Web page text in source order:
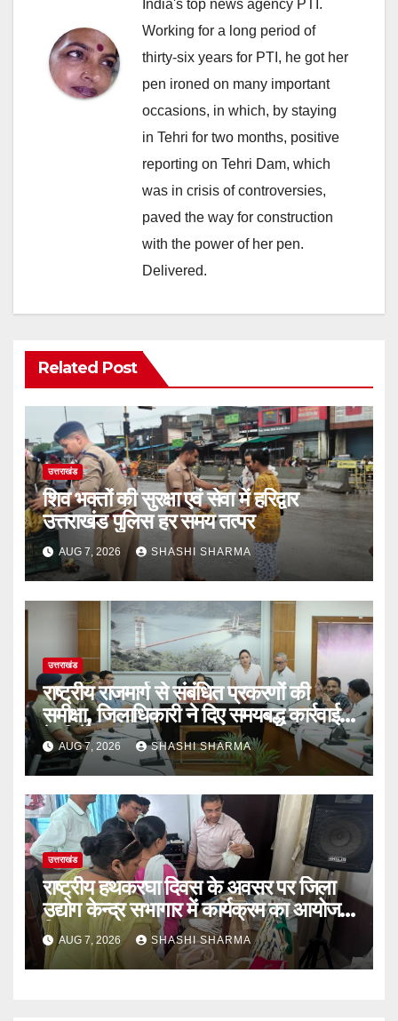
India's top news agency PTI.
Working for a long period of
thirty-six years for PTI, he got her
pen ironed on many important
occasions, in which, by staying
in Tehri for two months, positive
reporting on Tehri Dam, which
was in crisis of controversies,
paved the way for construction
with the power of her pen.
Delivered.
Related Post
उत्तराखंड
शिव भक्तों की सुरक्षा एवं सेवा में हरिद्वार
उत्तराखंड पुलिस हर समय तत्पर
AUG 7, 2026 SHASHI SHARMA
उत्तराखंड
राष्ट्रीय राजमार्ग से संबंधित प्रकरणों की
समीक्षा, जिलाधिकारी ने दिए समयबद्ध कार्रवाई
के निर्देश
AUG 7, 2026 SHASHI SHARMA
उत्तराखंड
राष्ट्रीय हथकरघा दिवस के अवसर पर जिला
उद्योग केन्द्र सभागार में कार्यक्रम का आयोजन
किया
AUG 7, 2026 SHASHI SHARMA